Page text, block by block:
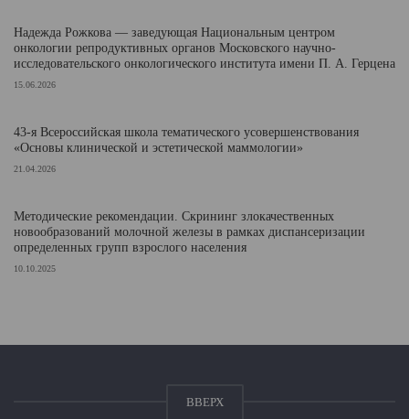
Надежда Рожкова — заведующая Национальным центром
онкологии репродуктивных органов Московского научно-
исследовательского онкологического института имени П. А. Герцена
15.06.2026
43-я Всероссийская школа тематического усовершенствования
«Основы клинической и эстетической маммологии»
21.04.2026
Методические рекомендации. Скрининг злокачественных
новообразований молочной железы в рамках диспансеризации
определенных групп взрослого населения
10.10.2025
ВВЕРХ